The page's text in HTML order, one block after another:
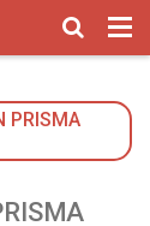
PRISMA